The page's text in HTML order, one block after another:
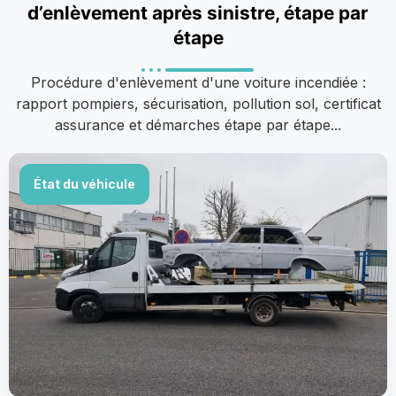
d’enlèvement après sinistre, étape par
étape
Procédure d'enlèvement d'une voiture incendiée :
rapport pompiers, sécurisation, pollution sol, certificat
assurance et démarches étape par étape...
État du véhicule